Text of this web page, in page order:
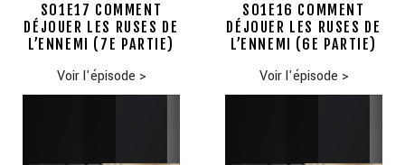
S01E17 COMMENT
DÉJOUER LES RUSES DE
L’ENNEMI (7E PARTIE)
Voir l'épisode >
S01E16 COMMENT
DÉJOUER LES RUSES DE
L’ENNEMI (6E PARTIE)
Voir l'épisode >